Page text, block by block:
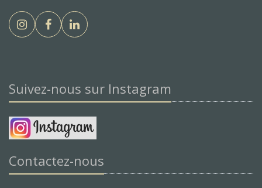
Suivez-nous sur Instagram
Contactez-nous